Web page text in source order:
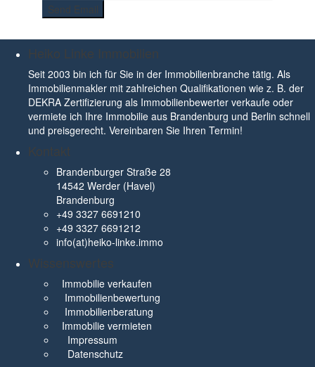
Heiko Linke Immobilien
Seit 2003 bin ich für Sie in der Immobilienbranche tätig. Als
Immobilienmakler mit zahlreichen Qualifikationen wie z. B. der
DEKRA Zertifizierung als Immobilienbewerter verkaufe oder
vermiete ich Ihre Immobilie aus Brandenburg und Berlin schnell
und preisgerecht. Vereinbaren Sie Ihren Termin!
Kontakt
Brandenburger Straße 28
14542 Werder (Havel)
Brandenburg
+49 3327 6691210
+49 3327 6691212
info(at)heiko-linke.immo
Wissenswertes
Immobilie verkaufen
Immobilienbewertung
Immobilienberatung
Immobilie vermieten
Impressum
Datenschutz